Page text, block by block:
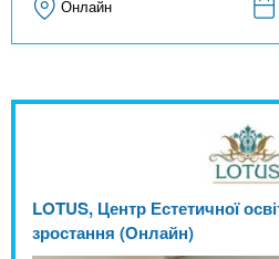
Онлайн
LOTUS, Центр Естетичної
зростання (Онлайн)